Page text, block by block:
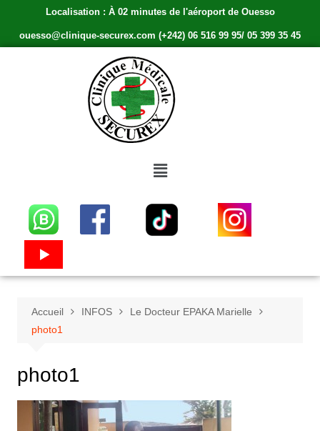
Localisation : À 02 minutes de l'aéroport de Ouesso
ouesso@clinique-securex.com (+242) 06 516 99 95/ 05 399 35 45
Accueil INFOS
Le Docteur EPAKA Marielle
photo1
photo1